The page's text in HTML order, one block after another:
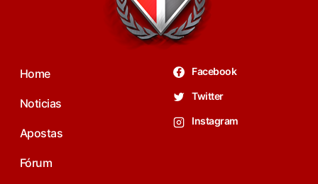
Home
Noticias
Apostas
Fórum
Facebook
Twitter
Instagram